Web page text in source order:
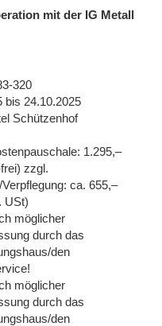
mit der IG Metall
320
bis 24.10.2025
Schützenhof
1.295,–
zzgl.
ca. 655,–
USt)
möglicher
durch das
den
möglicher
durch das
den